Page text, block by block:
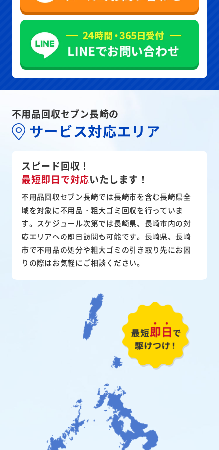
不用品回収セブン長崎の
サービス対応エリア
スピード回収！
最短即日で対応いたします！
不用品回収セブン長崎では長崎市を含む長崎県全
域を対象に不用品・粗大ゴミ回収を行っていま
す。スケジュール次第では長崎県、長崎市内の対
応エリアへの即日訪問も可能です。長崎県、長崎
市で不用品の処分や粗大ゴミの引き取り先にお困
りの際はお気軽にご相談ください。